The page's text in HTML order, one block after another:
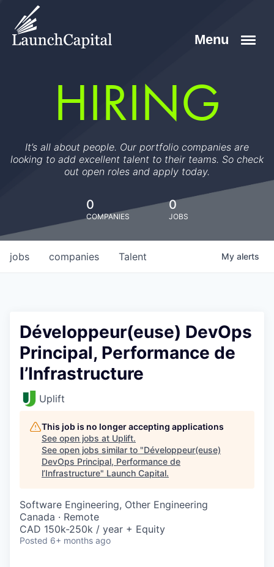
HIRING
It’s all about people. Our portfolio companies are
looking to add excellent talent to their teams. So check
out open roles and apply today.
0
COMPANIES
0
JOBS
jobs companies Talent My alerts
Développeur(euse) DevOps
Principal, Performance de
l’Infrastructure
Uplift
This job is no longer accepting applications
See open jobs at Uplift.
See open jobs similar to "Développeur(euse)
DevOps Principal, Performance de
l’Infrastructure" Launch Capital.
Software Engineering, Other Engineering
Canada · Remote
CAD 150k-250k / year + Equity
Posted 6+ months ago